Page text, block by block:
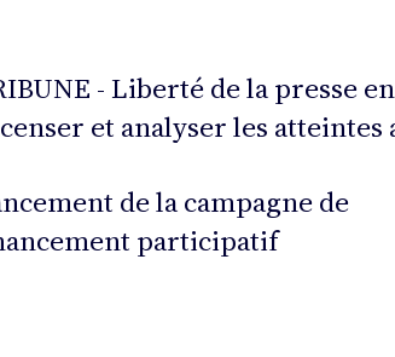
- Liberté de la presse
et analyser les
de la campagne de
participatif